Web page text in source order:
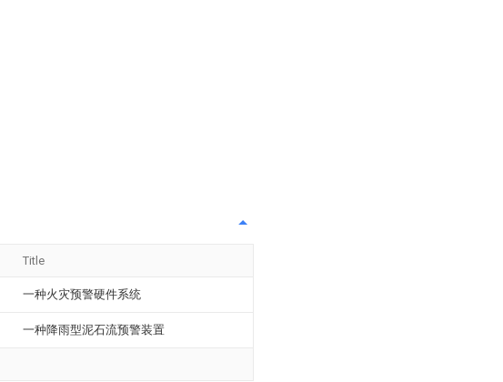
Title
一种火灾预警硬件系统
一种降雨型泥石流预警装置